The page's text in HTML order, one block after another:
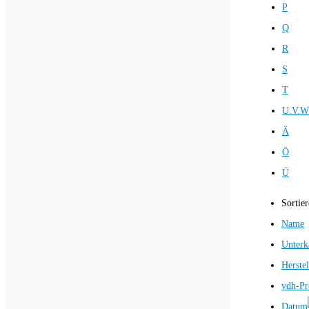
P
Q
R
S
T
Ä
Ö
Ü
Name
vdh-
Datum